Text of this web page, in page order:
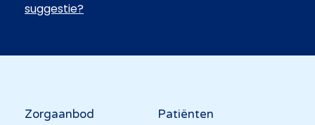
suggestie?
Hoofdnavigatie
Zorgaanbod Patiënten